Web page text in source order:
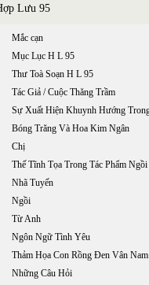
Lưu 95
Mắc cạn
Mục Lục H L 95
Thư Toà Soạn H L 95
Tác Giả / Cuộc Thăng Trầm
Bóng Trăng Và Hoa Kim Ngân
Chị
Nhã Tuyến
Ngồi
Từ Anh
Ngôn Ngữ Tình Yêu
Thảm Họa Con Rồng Đen Vân Nam
Những Câu Hỏi